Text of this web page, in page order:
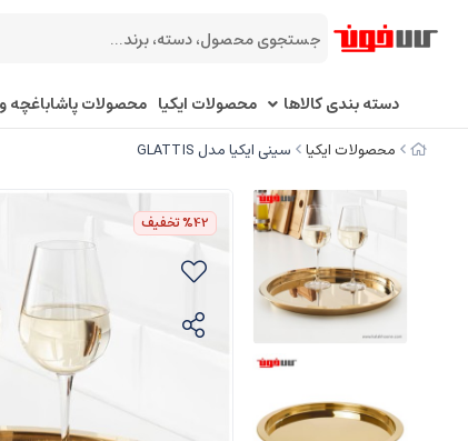
دسته بندی کالاها محصولات ایکیا محصولات پاشاباغچه
محصولات ایکیا سینی ایکیا مدل GLATTIS
%42تخفیف